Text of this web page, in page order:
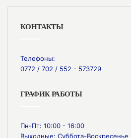
КОНТАКТЫ
Телефоны:
0772 / 702 / 552 - 573729
ГРАФИК РАБОТЫ
Пн-Пт: 10:00 - 16:00
Выходные: Суббота-